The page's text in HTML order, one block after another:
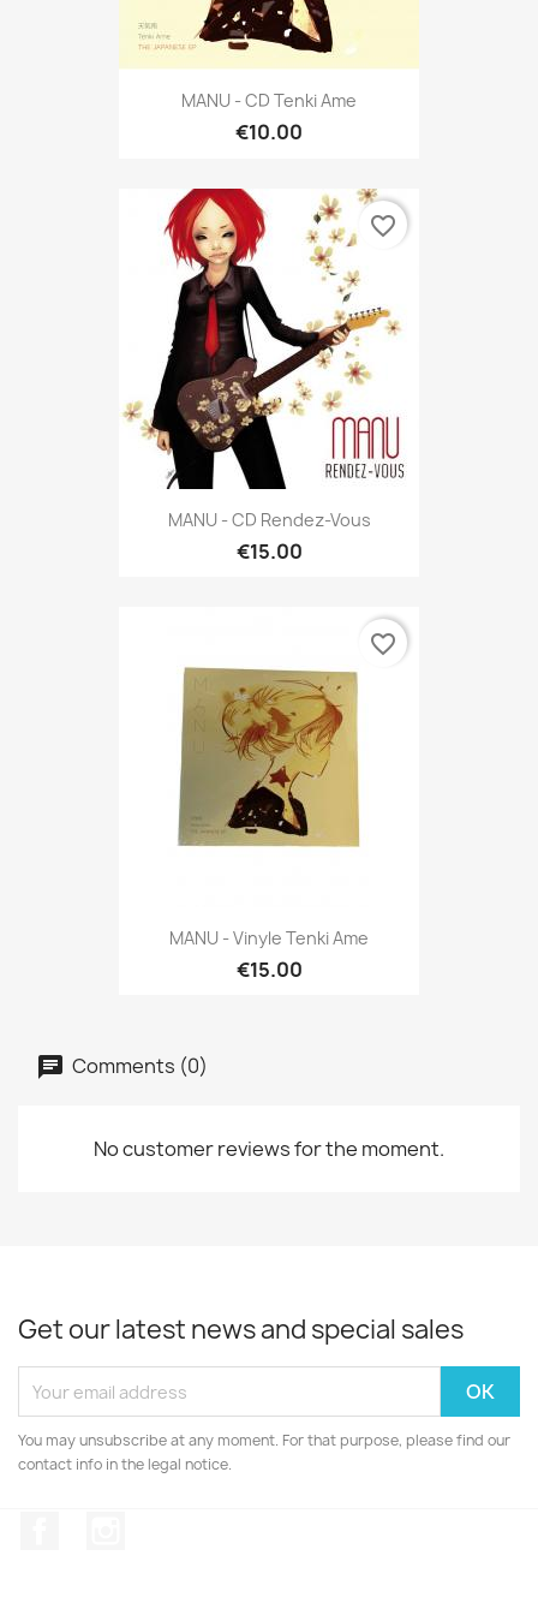
MANU - CD Tenki Ame
€10.00
MANU - CD Rendez-Vous
€15.00
favorite_border
MANU - Vinyle Tenki Ame
€15.00
favorite_border
Comments (0)
No customer reviews for the moment.
Get our latest news and special sales
You may unsubscribe at any moment. For that purpose, please find our
contact info in the legal notice.